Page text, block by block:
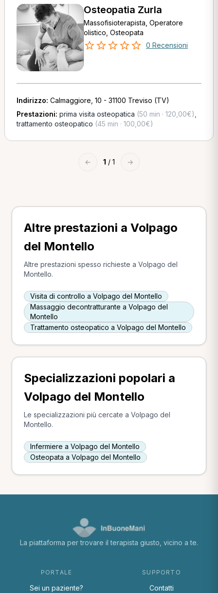
Osteopatia Zurla
Massofisioterapista, Operatore
olistico, Osteopata
0 Recensioni
Indirizzo: Calmaggiore, 10 - 31100 Treviso (TV)
Prestazioni: prima visita osteopatica (50 min · 120,00€)
trattamento osteopatico (45 min · 100,00€)
← 1 / 1 →
Altre prestazioni a Volpago
del Montello
Altre prestazioni spesso richieste a Volpago del
Montello.
Visita di controllo a Volpago del Montello
Massaggio decontratturante a Volpago del
Montello
Trattamento osteopatico a Volpago del Montello
Specializzazioni popolari a
Volpago del Montello
Le specializzazioni più cercate a Volpago del
Montello.
Infermiere a Volpago del Montello
Osteopata a Volpago del Montello
La piattaforma per trovare il terapista giusto, vicino a te.
PORTALE
Sei un paziente?
SUPPORTO
Contatti